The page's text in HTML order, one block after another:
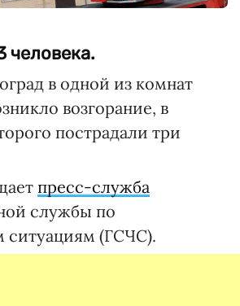
человека.
в одной из комнат
возгорание, в
пострадали три
пресс-служба
службы по
ситуациям (ГСЧС).